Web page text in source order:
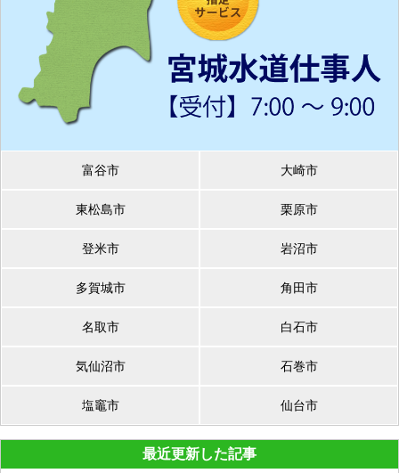
富谷市 大崎市
東松島市 栗原市
登米市 岩沼市
多賀城市 角田市
名取市 白石市
気仙沼市 石巻市
塩竈市 仙台市
最近更新した記事